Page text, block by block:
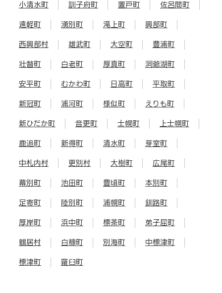
小清水町 訓子府町 置戸町 佐呂間町
遠軽町 湧別町 滝上町 興部町
西興部村 雄武町 大空町 豊浦町
壮瞥町 白老町 厚真町 洞爺湖町
安平町 むかわ町 日高町 平取町
新冠町 浦河町 様似町 えりも町
新ひだか町 音更町 士幌町 上士幌町
鹿追町 新得町 清水町 芽室町
中札内村 更別村 大樹町 広尾町
幕別町 池田町 豊頃町 本別町
足寄町 陸別町 浦幌町 釧路町
厚岸町 浜中町 標茶町 弟子屈町
鶴居村 白糠町 別海町 中標津町
標津町 羅臼町